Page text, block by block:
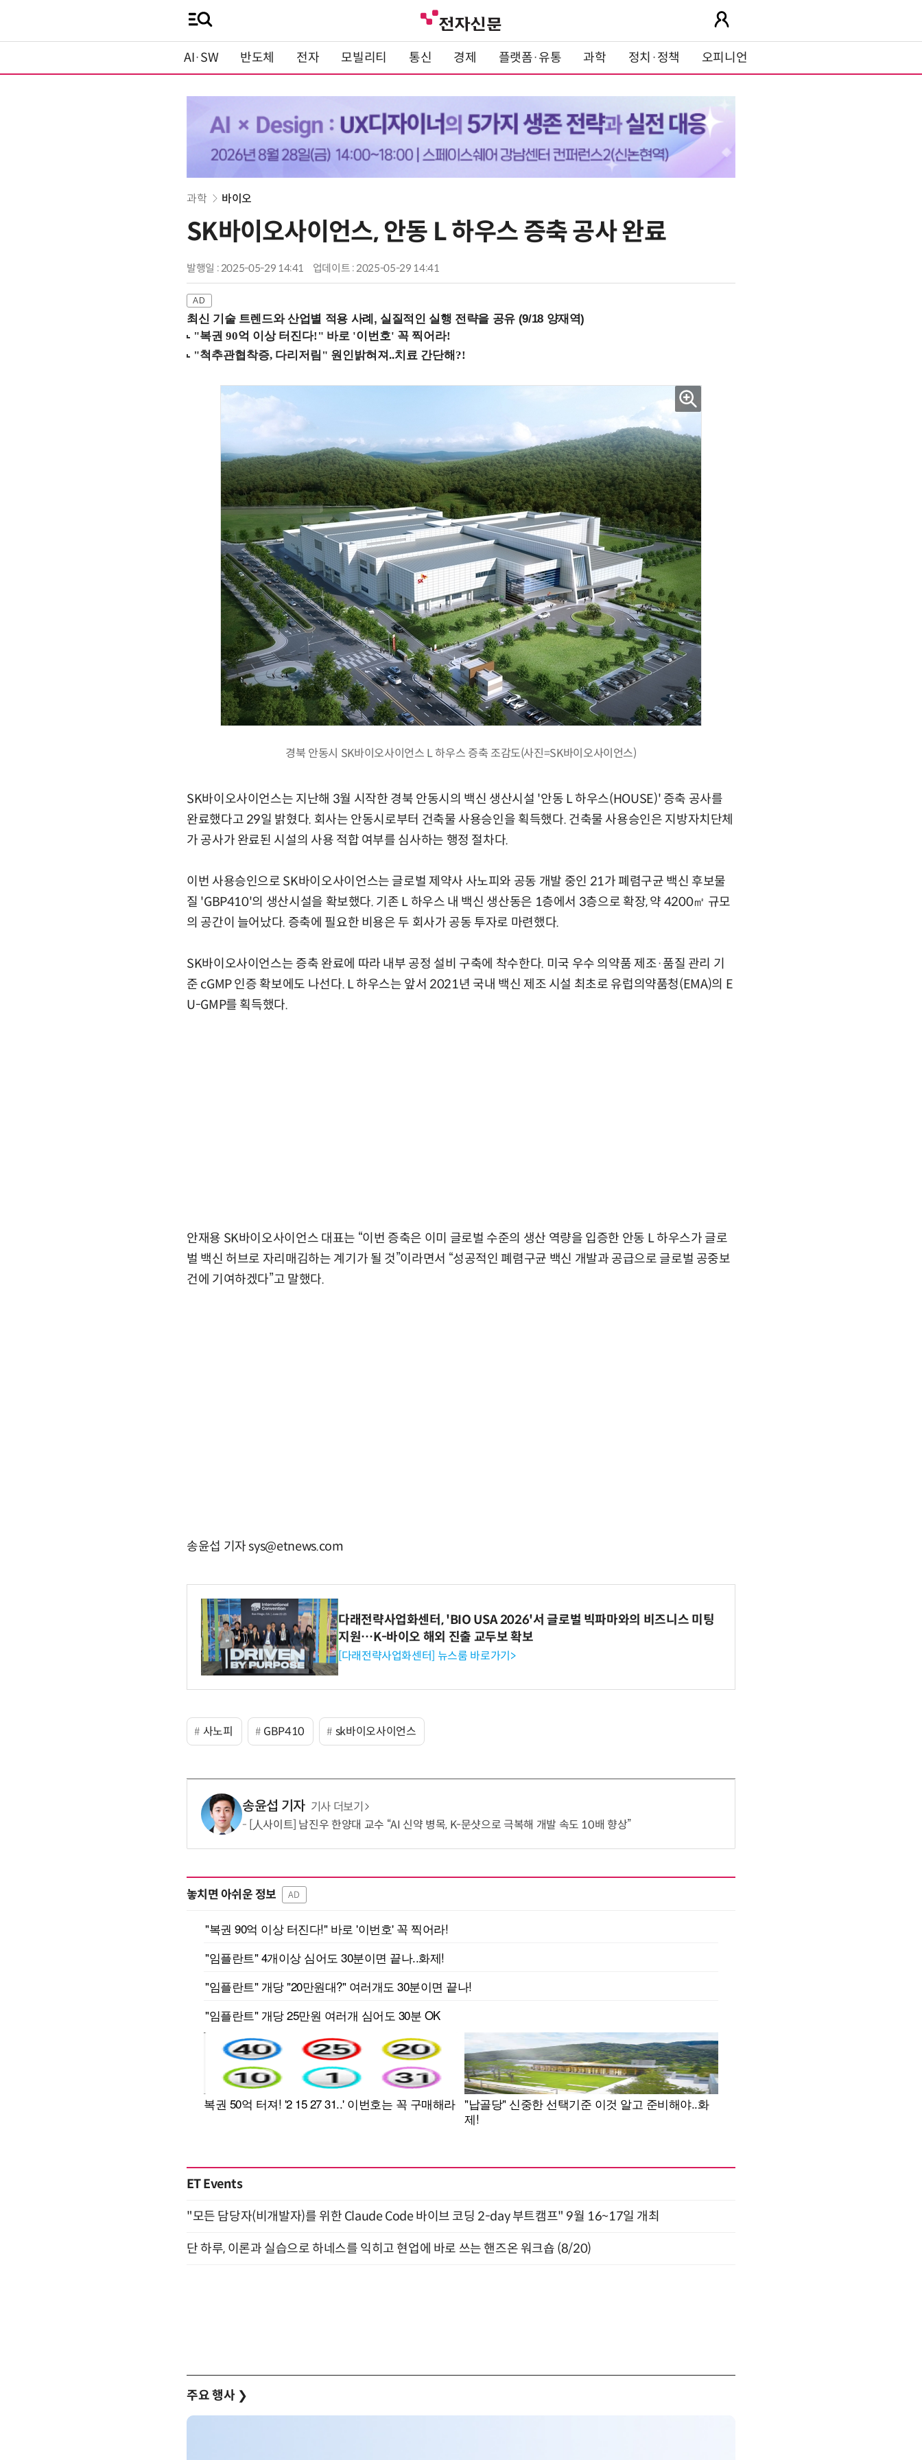
AI·SW 반도체 전자 모빌리티 통신 경제 플랫폼·유통 과학 정치·정책 오피니언
과학 바이오
SK바이오사이언스, 안동 L 하우스 증축 공사 완료
발행일 : 2025-05-29 14:41 업데이트 : 2025-05-29 14:41
최신 기술 트렌드와 산업별 적용 사례, 실질적인 실행 전략을 공유 (9/18 양재역)
경북 안동시 SK바이오사이언스 L 하우스 증축 조감도(사진=SK바이오사이언스)
SK바이오사이언스는 지난해 3월 시작한 경북 안동시의 백신 생산시설 '안동 L 하우스(HOUSE)' 증축 공사를
완료했다고 29일 밝혔다. 회사는 안동시로부터 건축물 사용승인을 획득했다. 건축물 사용승인은 지방자치단체
가 공사가 완료된 시설의 사용 적합 여부를 심사하는 행정 절차다.
이번 사용승인으로 SK바이오사이언스는 글로벌 제약사 사노피와 공동 개발 중인 21가 폐렴구균 백신 후보물
질 'GBP410'의 생산시설을 확보했다. 기존 L 하우스 내 백신 생산동은 1층에서 3층으로 확장, 약 4200㎡ 규모
의 공간이 늘어났다. 증축에 필요한 비용은 두 회사가 공동 투자로 마련했다.
SK바이오사이언스는 증축 완료에 따라 내부 공정 설비 구축에 착수한다. 미국 우수 의약품 제조·품질 관리 기
준 cGMP 인증 확보에도 나선다. L 하우스는 앞서 2021년 국내 백신 제조 시설 최초로 유럽의약품청(EMA)의 E
U-GMP를 획득했다.
안재용 SK바이오사이언스 대표는 “이번 증축은 이미 글로벌 수준의 생산 역량을 입증한 안동 L 하우스가 글로
벌 백신 허브로 자리매김하는 계기가 될 것”이라면서 “성공적인 폐렴구균 백신 개발과 공급으로 글로벌 공중보
건에 기여하겠다”고 말했다.
송윤섭 기자 sys@etnews.com
다래전략사업화센터, 'BIO USA 2026'서 글로벌 빅파마와의 비즈니스 미팅
지원…K-바이오 해외 진출 교두보 확보
[다래전략사업화센터] 뉴스룸 바로가기>
사노피 GBP410 sk바이오사이언스
송윤섭 기자 기사 더보기
[人사이트] 남진우 한양대 교수 “AI 신약 병목, K-문샷으로 극복해 개발 속도 10배 향상”
놓치면 아쉬운 정보 AD
ET Events
"모든 담당자(비개발자)를 위한 Claude Code 바이브 코딩 2-day 부트캠프" 9월 16~17일 개최
단 하루, 이론과 실습으로 하네스를 익히고 현업에 바로 쓰는 핸즈온 워크숍 (8/20)
주요 행사 ❯